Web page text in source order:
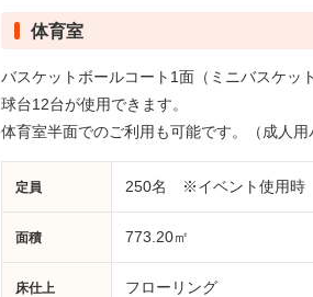
体育室
バスケットボールコート1面（ミニバスケッ
球台12台が使用できます。
体育室半面でのご利用も可能です。（成人
定員 250名 ※イベント使用時
面積 773.20㎡
床仕上 フローリング